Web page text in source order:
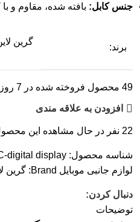
جنس کابل: بافته شده، مقاوم و با
برند:
گرین
49 محصول فروخته شده در 7 روز
افزودن به علاقه مندی
22 نفر در حال مشاهده این
شناسه محصول: digital display
لوازم جانبی موبایل Brand: گرین
دنبال کردن:
توضیحات